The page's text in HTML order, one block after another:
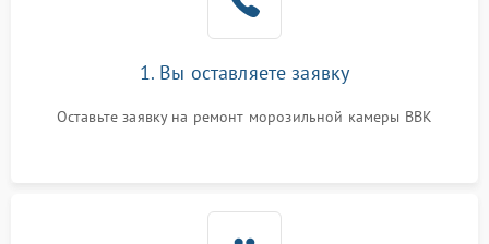
1. Вы оставляете заявку
Оставьте заявку на ремонт морозильной камеры BBK